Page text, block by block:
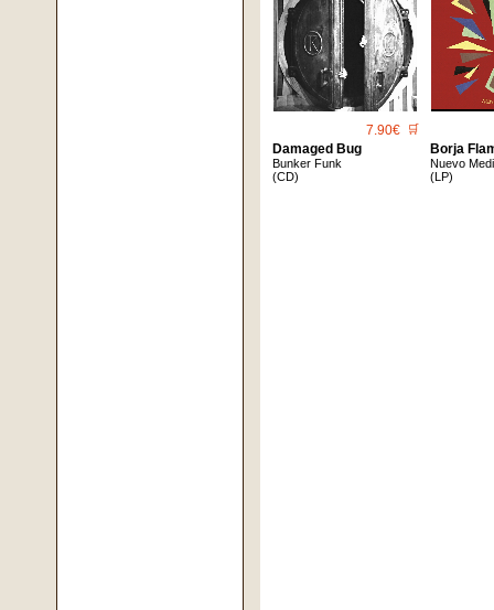
7.90€ 🛒
Damaged Bug
Bunker Funk
(CD)
Borja
Nuevo
(LP)